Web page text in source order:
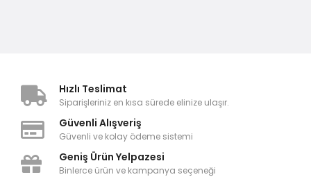
Hızlı Teslimat
Siparişleriniz en kısa sürede elinize ulaşır.
Güvenli Alışveriş
Güvenli ve kolay ödeme sistemi
Geniş Ürün Yelpazesi
Binlerce ürün ve kampanya seçeneği